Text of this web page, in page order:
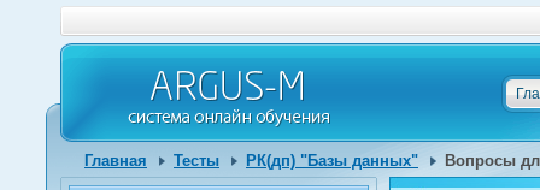
Главная Тесты РК(дп) "Базы данных" Вопросы